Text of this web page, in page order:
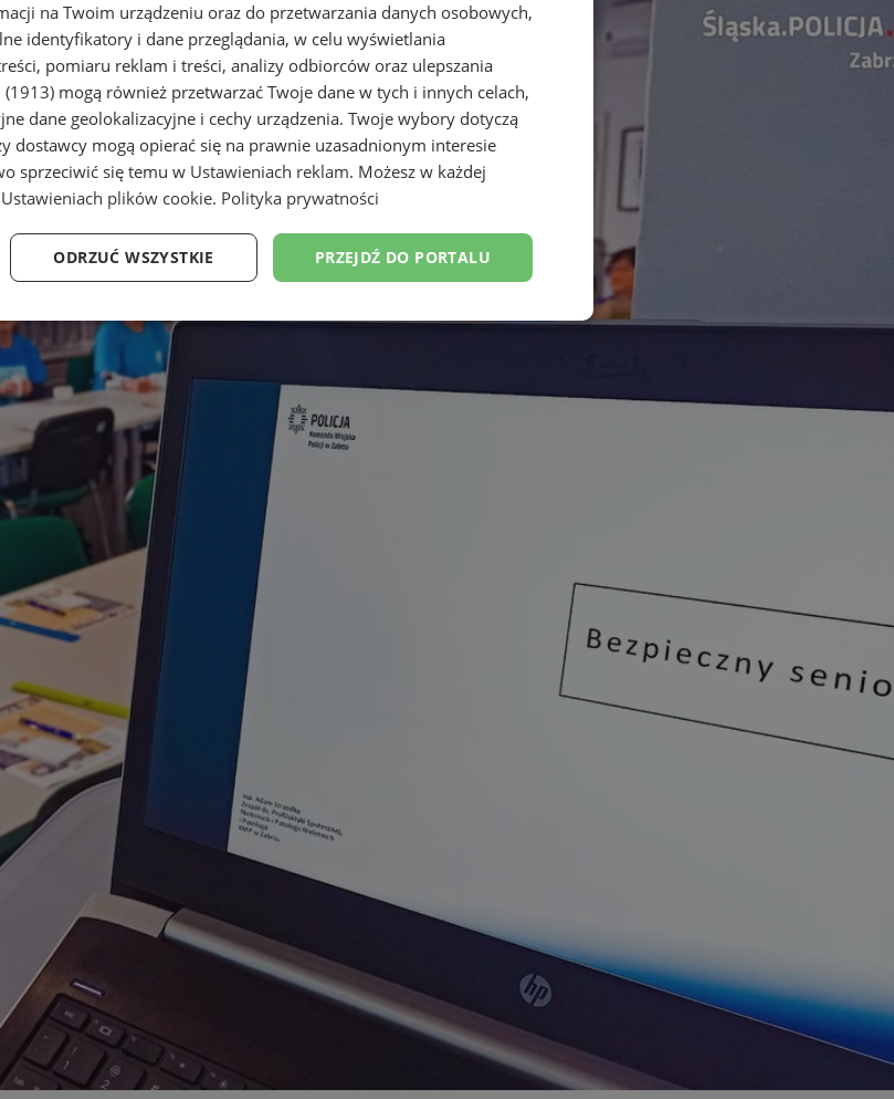
na Twoim urządzeniu oraz do przetwarzania danych osobowych,
identyfikatory i dane przeglądania, w celu wyświetlania
pomiaru reklam i treści, analizy odbiorców oraz ulepszania
(1913) mogą również przetwarzać Twoje dane w tych i innych celach,
dane geolokalizacyjne i cechy urządzenia. Twoje wybory dotyczą
dostawcy mogą opierać się na prawnie uzasadnionym interesie
sprzeciwić się temu w Ustawieniach reklam. Możesz w każdej
Ustawieniach plików cookie. Polityka prywatności
PRZEJDŹ DO PORTALU
ODRZUĆ WSZYSTKIE
Targetowanie Funkcjonalność Niesklasyfikowane
Targetowanie Funkcjonalność
z podstawowych funkcji strony internetowej, takich jak logowanie użytkownika i
plików cookie nie można prawidłowo korzystać ze strony internetowej.
przechowywania
1 rok
Ten plik cookie przechowuje identyfikator sesji.
1 rok
Ten plik cookie przechowuje identyfikator sesji.
1 rok
Ten plik cookie przechowuje identyfikator sesji.
29 minut 53
sekundy
Ten plik cookie służy do rozróżniania ludzi i botów. Jest
to korzystne dla strony internetowej, ponieważ
umożliwia tworzenie ważnych raportów na temat
korzystania z jej witryny internetowej.
29 minut 55
sekund
Ten plik cookie służy do rozróżniania ludzi i botów. Jest
to korzystne dla strony internetowej, ponieważ
umożliwia tworzenie ważnych raportów na temat
korzystania z jej witryny internetowej.
4 tygodnie 2 dni
Ten plik cookie jest używany przez usługę Cookie-
Script.com do zapamiętywania preferencji dotyczących
zgody użytkownika na pliki cookie. Jest to konieczne,
aby baner cookie Cookie-Script.com działał poprawnie.
Ten plik cookie przechowuje informacje o zgodzie
użytkownika oraz jego preferencjach dotyczących
prywatności podczas korzystania z witryny. Rejestruje
wybory dotyczące polityki prywatności i ustawień
zgody, zapewniając ich przestrzeganie w kolejnych
wizytach. Dzięki temu użytkownik nie musi ponownie
konfigurować swoich preferencji, co zwiększa wygodę i